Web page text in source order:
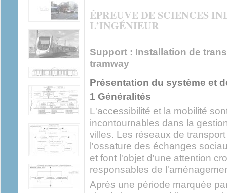
ÉPREUVE DE SCIENCES
L’INGÉNIEUR
Support : Installation de
tramway
Présentation du système et
1 Généralités
L'accessibilité et la mobilité
incontournables dans la
villes. Les réseaux de
l'ossature des échanges
et font l'objet d'une attention
responsables de
Après une période marquée